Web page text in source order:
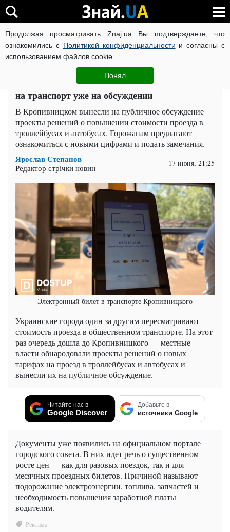
Продолжая просматривать Znaj.ua Вы подтверждаете, что
ознакомились с Политикой конфиденциальности и согласны с
использованием файлов cookie.
Понял
ВОЙНА РОССИИ ПРОТИВ УКРАИНЫ КОРОНАВИРУС В
ЧИТАТИ УКРАЇНСЬКОЮ
Стоимость проезда перепишут: новые тарифы
на транспорт уже на обсуждении
В Кропивницком вынесли на публичное обсуждение
проекты решений о повышении стоимости проезда в
троллейбусах и автобусах. Горожанам предлагают
ознакомиться с новыми цифрами и подать замечания.
Ярослав Степанов
Редактор стрічки новин 17 июня, 21:25
Электронный билет в транспорте Кропивницкого
Украинские города один за другим пересматривают
стоимость проезда в общественном транспорте. На этот
раз очередь дошла до Кропивницкого — местные
власти обнародовали проекты решений о новых
тарифах на проезд в троллейбусах и автобусах и
вынесли их на публичное обсуждение.
Читайте нас в
Google Discover
Добавьте в
источники Google
Документы уже появились на официальном портале
городского совета. В них идет речь о существенном
росте цен — как для разовых поездок, так и для
месячных проездных билетов. Причиной называют
подорожание электроэнергии, топлива, запчастей и
необходимость повышения заработной платы
водителям.